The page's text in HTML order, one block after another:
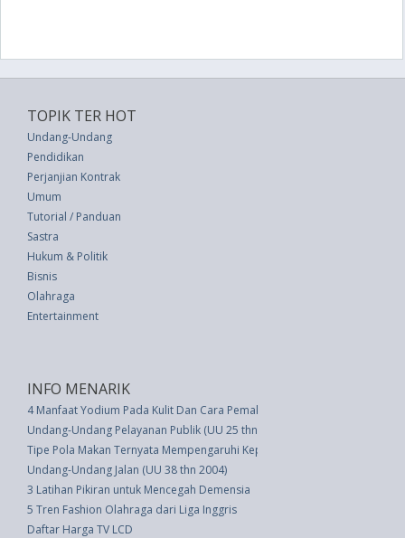
TOPIK TER HOT
Undang-Undang
Pendidikan
Perjanjian Kontrak
Umum
Tutorial / Panduan
Sastra
Hukum & Politik
Bisnis
Olahraga
Entertainment
INFO MENARIK
4 Manfaat Yodium Pada Kulit Dan Cara Pemakaiannya
Undang-Undang Pelayanan Publik (UU 25 thn 2009)
Tipe Pola Makan Ternyata Mempengaruhi Kepribadian, Ini Dia!
Undang-Undang Jalan (UU 38 thn 2004)
3 Latihan Pikiran untuk Mencegah Demensia
5 Tren Fashion Olahraga dari Liga Inggris
Daftar Harga TV LCD